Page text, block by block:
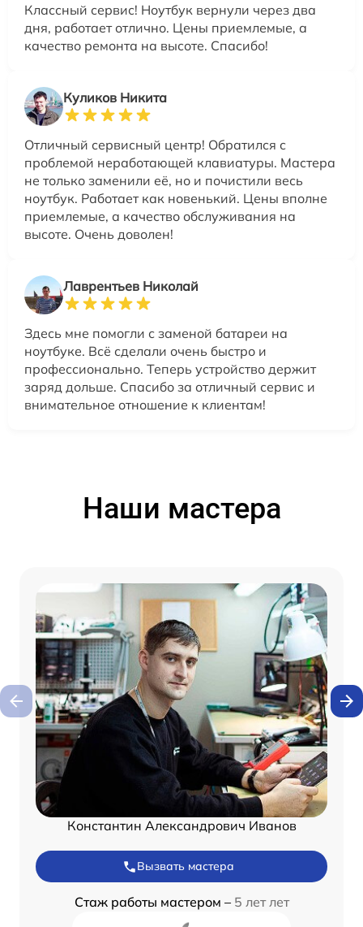
Классный сервис! Ноутбук вернули через два
дня, работает отлично. Цены приемлемые, а
качество ремонта на высоте. Спасибо!
Куликов Никита
Отличный сервисный центр! Обратился с
проблемой неработающей клавиатуры. Мастера
не только заменили её, но и почистили весь
ноутбук. Работает как новенький. Цены вполне
приемлемые, а качество обслуживания на
высоте. Очень доволен!
Лаврентьев Николай
Здесь мне помогли с заменой батареи на
ноутбуке. Всё сделали очень быстро и
профессионально. Теперь устройство держит
заряд дольше. Спасибо за отличный сервис и
внимательное отношение к клиентам!
Наши мастера
Константин Александрович Иванов
Вызвать мастера
Стаж работы мастером – 5 лет лет